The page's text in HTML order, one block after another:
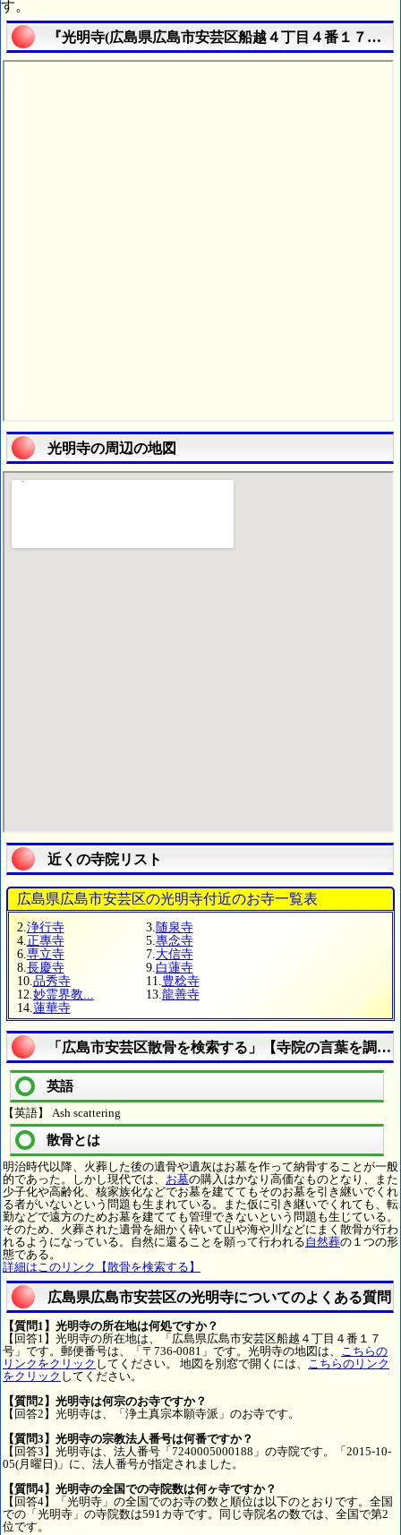
す。
『光明寺(広島県広島市安芸区船越４丁目４番１７号)
光明寺の周辺の地図
近くの寺院リスト
広島県広島市安芸区の光明寺付近のお寺一覧表
2. 浄行寺 3. 随泉寺
4. 正專寺 5. 專念寺
6. 専立寺 7. 大信寺
8. 長慶寺 9. 白蓮寺
10. 品秀寺 11. 豊稔寺
12. 妙霊界教... 13. 龍善寺
14. 蓮華寺
「広島市安芸区散骨を検索する」【寺院の言葉を調べ
英語
【英語】 Ash scattering
散骨とは
明治時代以降、火葬した後の遺骨や遺灰はお墓を作って納骨することが一般
的であった。しかし現代では、 お墓の購入はかなり高価なものとなり、また
少子化や高齢化、核家族化などでお墓を建ててもそのお墓を引き継いでくれ
る者がいないという問題も生まれている。また仮に引き継いでくれても、転
勤などで遠方のためお墓を建てても管理できないという問題も生じている。
そのため、火葬された遺骨を細かく砕いて山や海や川などにまく散骨が行わ
れるようになっている。自然に還ることを願って行われる自然葬の１つの形
態である。
詳細はこのリンク【散骨を検索する】
広島県広島市安芸区の光明寺についてのよくある質問
【質問1】光明寺の所在地は何処ですか？
【回答1】光明寺の所在地は、「広島県広島市安芸区船越４丁目４番１７
号」です。郵便番号は、「〒736-0081」です。光明寺の地図は、 こちらの
リンクをクリック してください。 地図を別窓で開くには、 こちらのリンク
をクリック してください。
【質問2】光明寺は何宗のお寺ですか？
【回答2】光明寺は、「浄土真宗本願寺派」のお寺です。
【質問3】光明寺の宗教法人番号は何番ですか？
【回答3】光明寺は、法人番号「7240005000188」の寺院です。「2015-10-
05(月曜日)」に、法人番号が指定されました。
【質問4】光明寺の全国での寺院数は何ヶ寺ですか？
【回答4】「光明寺」の全国でのお寺の数と順位は以下のとおりです。全国
での「光明寺」の寺院数は591カ寺です。同じ寺院名の数では、全国で第2
位です。